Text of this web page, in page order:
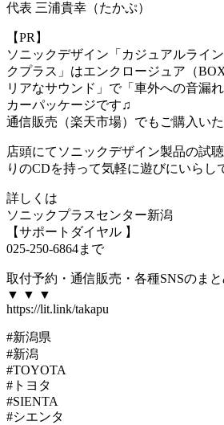
代表 三浦貴幸（たかぷ）
【PR】
ソニックデザイン「カジュアルライ
クプラス」はエンクロージュア（
リアなサウンド」で「車外への音漏
カーパッケージです♫
通信販売（楽天市場）でもご購入いた
店頭にてソニックデザイン製品の試
りのCDを持って気軽に遊びにいらし
詳しくは
ソニックプラスセンター新潟
【サポートダイヤル 】
025-250-6864まで
取付予約・通信販売・各種SNSのま
▼ ▼ ▼
https://lit.link/takapu
#新潟県
#新潟
#TOYOTA
#トヨタ
#SIENTA
#シエンタ